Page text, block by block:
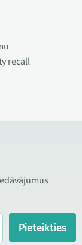
recall
Pieteikties